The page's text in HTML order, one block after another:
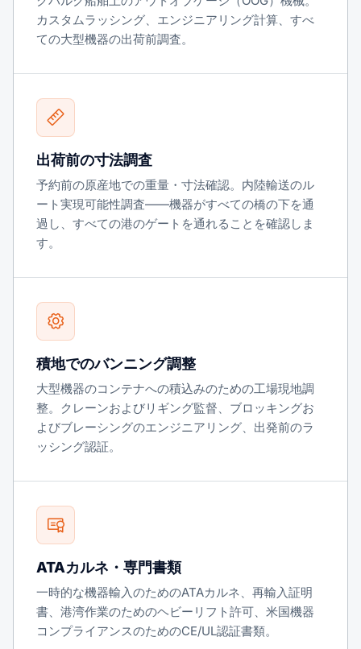
カスタムラッシング、エンジニアリング計算、すべ
ての大型機器の出荷前調査。
出荷前の寸法調査
予約前の原産地での重量・寸法確認。内陸輸送のル
ート実現可能性調査——機器がすべての橋の下を通
過し、すべての港のゲートを通れることを確認しま
す。
積地でのバンニング調整
大型機器のコンテナへの積込みのための工場現地調
整。クレーンおよびリギング監督、ブロッキングお
よびブレーシングのエンジニアリング、出発前のラ
ッシング認証。
ATAカルネ・専門書類
一時的な機器輸入のためのATAカルネ、再輸入証明
書、港湾作業のためのヘビーリフト許可、米国機器
コンプライアンスのためのCE/UL認証書類。